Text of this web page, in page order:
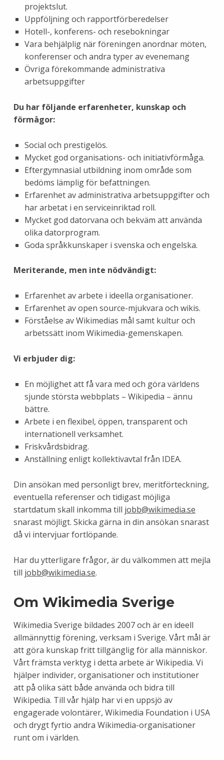
projektslut.
Uppföljning och rapportförberedelser
Hotell-, konferens- och resebokningar
Vara behjälplig när föreningen anordnar möten,
konferenser och andra typer av evenemang
Övriga förekommande administrativa
arbetsuppgifter
Du har följande erfarenheter, kunskap och
förmågor:
Social och prestigelös.
Mycket god organisations- och initiativförmåga.
Eftergymnasial utbildning inom område som
bedöms lämplig för befattningen.
Erfarenhet av administrativa arbetsuppgifter och
har arbetat i en serviceinriktad roll.
Mycket god datorvana och bekväm att använda
olika datorprogram.
Goda språkkunskaper i svenska och engelska.
Meriterande, men inte nödvändigt:
Erfarenhet av arbete i ideella organisationer.
Erfarenhet av open source-mjukvara och wikis.
Förståelse av Wikimedias mål samt kultur och
arbetssätt inom Wikimedia-gemenskapen.
Vi erbjuder dig:
En möjlighet att få vara med och göra världens
sjunde största webbplats – Wikipedia – ännu
bättre.
Arbete i en flexibel, öppen, transparent och
internationell verksamhet.
Friskvårdsbidrag.
Anställning enligt kollektivavtal från IDEA.
Din ansökan med personligt brev, meritförteckning,
eventuella referenser och tidigast möjliga
startdatum skall inkomma till jobb@wikimedia.se
snarast möjligt. Skicka gärna in din ansökan snarast
då vi intervjuar fortlöpande.
Har du ytterligare frågor, är du välkommen att mejla
till jobb@wikimedia.se.
Om Wikimedia Sverige
Wikimedia Sverige bildades 2007 och är en ideell
allmännyttig förening, verksam i Sverige. Vårt mål är
att göra kunskap fritt tillgänglig för alla människor.
Vårt främsta verktyg i detta arbete är Wikipedia. Vi
hjälper individer, organisationer och institutioner
att på olika sätt både använda och bidra till
Wikipedia. Till vår hjälp har vi en uppsjö av
engagerade volontärer, Wikimedia Foundation i USA
och drygt fyrtio andra Wikimedia-organisationer
runt om i världen.